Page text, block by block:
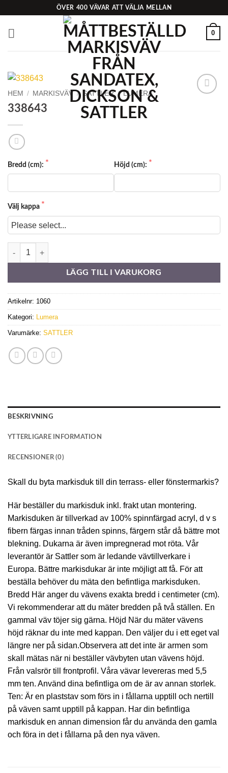
content
ÖVER 400 VÄVAR ATT VÄLJA MELLAN
0
HEM / MARKISVÄV / SATTLER / LUMERA
338643
Bredd (cm): Höjd (cm):
Välj kappa
338643 mängd
LÄGG TILL I VARUKORG
Artikelnr: 1060
Kategori: Lumera
Varumärke: SATTLER
BESKRIVNING
YTTERLIGARE INFORMATION
RECENSIONER (0)
Skall du byta markisduk till din terrass- eller fönstermarkis?
Här beställer du markisduk inkl. frakt utan montering.
Markisduken är tillverkad av 100% spinnfärgad acryl, d v s
fibern färgas innan tråden spinns, färgern står då bättre mot
blekning. Dukarna är även impregnerad mot röta. Vår
leverantör är Sattler som är ledande vävtillverkare i
Europa. Bättre markisdukar är inte möjligt att få. För att
beställa behöver du mäta den befintliga markisduken.
Bredd Här anger du vävens exakta bredd i centimeter (cm).
Vi rekommenderar att du mäter bredden på två ställen. En
gammal väv töjer sig gärna. Höjd När du mäter vävens
höjd räknar du inte med kappan. Den väljer du i ett eget val
längre ner på sidan.Observera att det inte är armen som
skall mätas när ni beställer vävbyten utan vävens höjd.
Från valsrör till frontprofil. Våra vävar levereras med 5,5
mm ten. Använd dina befintliga om de är av annan storlek.
Ten: Är en plaststav som förs in i fållarna upptill och nertill
på väven samt upptill på kappan. Har din befintliga
markisduk en annan dimension får du använda den gamla
och föra in det i fållarna på den nya väven.